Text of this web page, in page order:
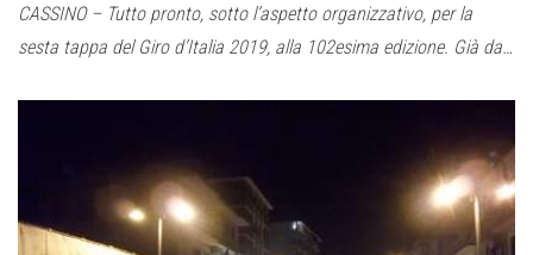
CASSINO – Tutto pronto, sotto l’aspetto organizzativo, per la
sesta tappa del Giro d’Italia 2019, alla 102esima edizione. Già da…